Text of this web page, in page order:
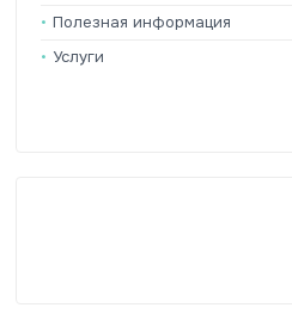
Полезная информация
Услуги